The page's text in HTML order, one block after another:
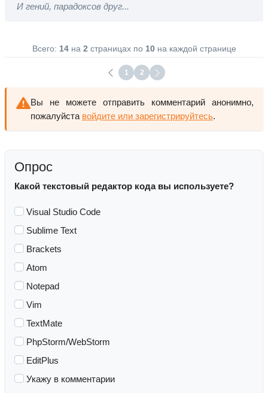
И гений, парадоксов друг...
Всего: 14на 2страницах по 10на каждой странице
1 2
Вы не можете отправить комментарий анонимно,
пожалуйста войдите или зарегистрируйтесь.
Опрос
Какой текстовый редактор кода вы используете?
Visual Studio Code
Sublime Text
Brackets
Atom
Notepad
Vim
TextMate
PhpStorm/WebStorm
EditPlus
Укажу в комментарии